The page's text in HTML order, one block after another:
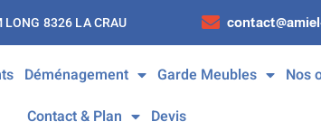
LONG 8326 LA CRAU
Déménagement Garde Meubles
Nos
Contact & Plan
Devis